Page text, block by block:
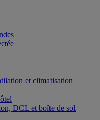
et climatisation
DCL et boîte de sol